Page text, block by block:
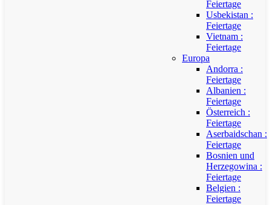
Feiertage
Usbekistan :
Feiertage
Vietnam :
Feiertage
Europa
Andorra :
Feiertage
Albanien :
Feiertage
Österreich :
Feiertage
Aserbaidschan :
Feiertage
Bosnien und
Herzegowina :
Feiertage
Belgien :
Feiertage